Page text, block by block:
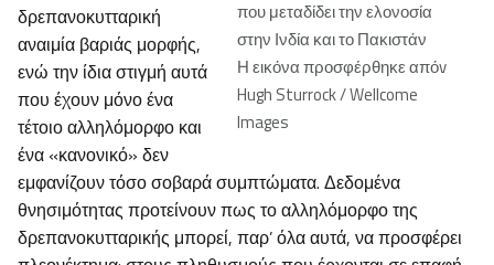
που μεταδίδει την ελονοσία
στην Ινδία και το Πακιστάν
Η εικόνα προσφέρθηκε απόv
Hugh Sturrock / Wellcome
Images
δρεπανοκυτταρική
αναιμία βαριάς μορφής,
ενώ την ίδια στιγμή αυτά
που έχουν μόνο ένα
τέτοιο αλληλόμορφο και
ένα «κανονικό» δεν
εμφανίζουν τόσο σοβαρά συμπτώματα. Δεδομένα
θνησιμότητας προτείνουν πως το αλληλόμορφο της
δρεπανοκυτταρικής μπορεί, παρ’ όλα αυτά, να προσφέρει